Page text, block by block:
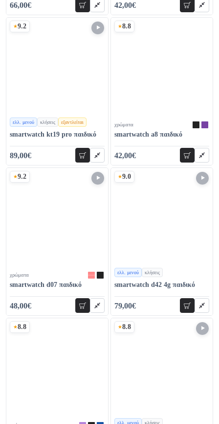
66,00€ προσθήκη 42,00€ προσθήκη
ελλ. μενού εξαντλείται
κλήσεις
Σκορ
9.2
χρώματα
smartwatch kt19 pro παιδικό
89,00€ προσθήκη
Σκορ
8.8
χρώματα
smartwatch a8 παιδικό
42,00€ προσθήκη
Σκορ
9.2
χρώματα
smartwatch d07 παιδικό
48,00€ προσθήκη
ελλ. μενού κλήσεις
Σκορ
9.0
χρώματα
smartwatch d42 4g παιδικό
79,00€ προσθήκη
Σκορ
8.8 Σκορ
8.8